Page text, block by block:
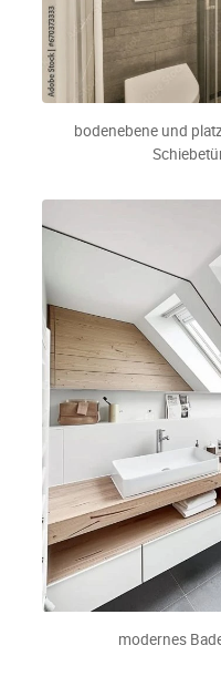
bodenebene und
modernes